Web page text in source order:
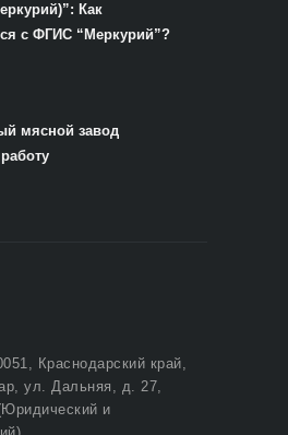
Как
с ФГИС “Меркурий”?
мясной завод
Краснодарский край,
ул. Дальняя, д. 27,
и